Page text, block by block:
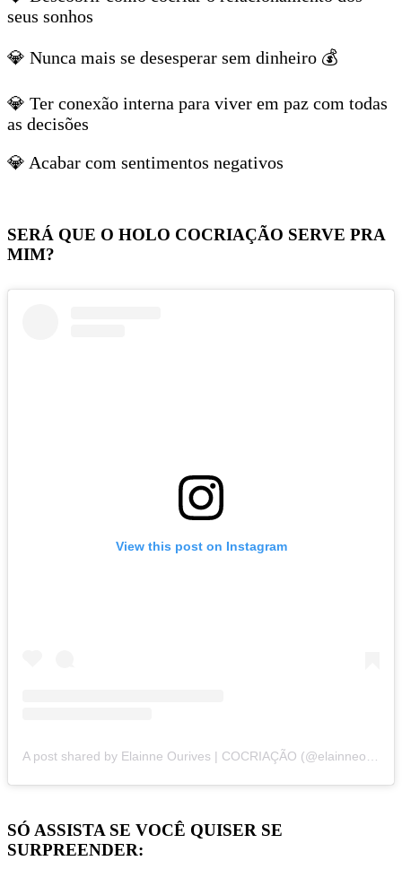
seus sonhos
💎 Nunca mais se desesperar sem dinheiro 💰
💎 Ter conexão interna para viver em paz com todas
as decisões
💎 Acabar com sentimentos negativos
SERÁ QUE O HOLO COCRIAÇÃO SERVE PRA
MIM?
View this post on Instagram
A post shared by Elainne Ourives | COCRIAÇÃO (@elainneourivesoficial)
SÓ ASSISTA SE VOCÊ QUISER SE
SURPREENDER: